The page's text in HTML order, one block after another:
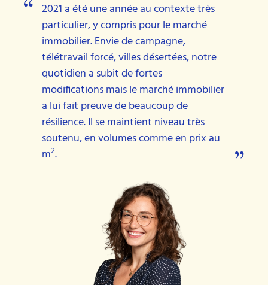
“ 2021 a été une année au contexte très
particulier, y compris pour le marché
immobilier. Envie de campagne,
télétravail forcé, villes désertées, notre
quotidien a subit de fortes
modifications mais le marché immobilier
a lui fait preuve de beaucoup de
résilience. Il se maintient niveau très
soutenu, en volumes comme en prix au
m2. „